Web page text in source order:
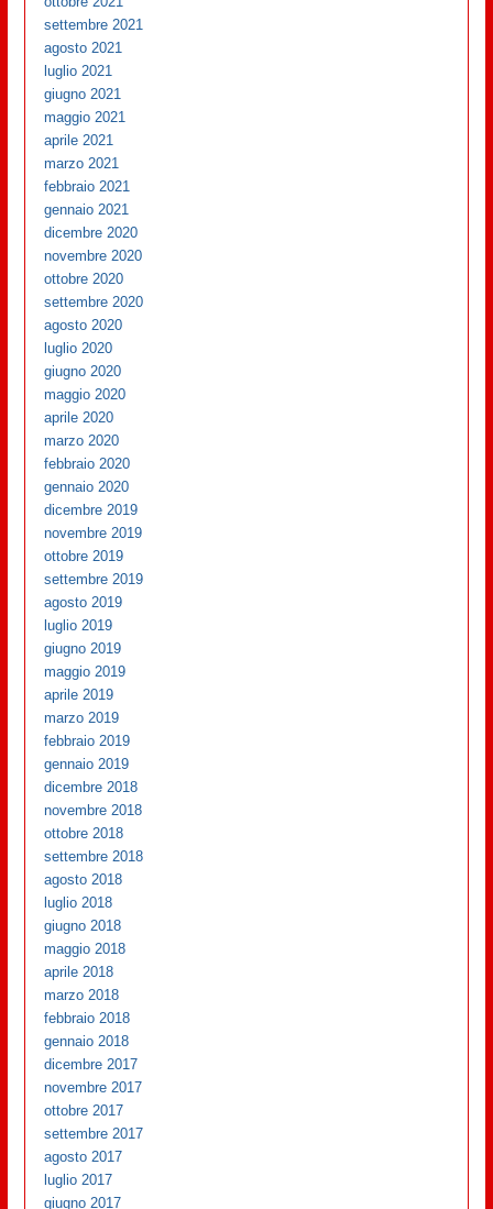
settembre 2021
agosto 2021
luglio 2021
giugno 2021
maggio 2021
aprile 2021
marzo 2021
febbraio 2021
gennaio 2021
dicembre 2020
novembre 2020
ottobre 2020
settembre 2020
agosto 2020
luglio 2020
giugno 2020
maggio 2020
aprile 2020
marzo 2020
febbraio 2020
gennaio 2020
dicembre 2019
novembre 2019
ottobre 2019
settembre 2019
agosto 2019
luglio 2019
giugno 2019
maggio 2019
aprile 2019
marzo 2019
febbraio 2019
gennaio 2019
dicembre 2018
novembre 2018
ottobre 2018
settembre 2018
agosto 2018
luglio 2018
giugno 2018
maggio 2018
aprile 2018
marzo 2018
febbraio 2018
gennaio 2018
dicembre 2017
novembre 2017
ottobre 2017
settembre 2017
agosto 2017
luglio 2017
giugno 2017